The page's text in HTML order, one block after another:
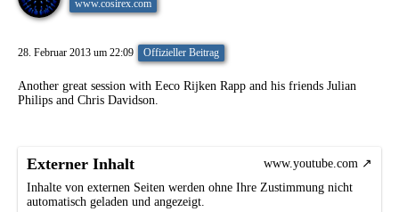
www.cosirex.com
28. Februar 2013 um 22:09 Offizieller Beitrag
Another great session with Eeco Rijken Rapp and his friends Julian
Philips and Chris Davidson.
Externer Inhalt
www.youtube.com
Inhalte von externen Seiten werden ohne Ihre Zustimmung nicht
automatisch geladen und angezeigt.